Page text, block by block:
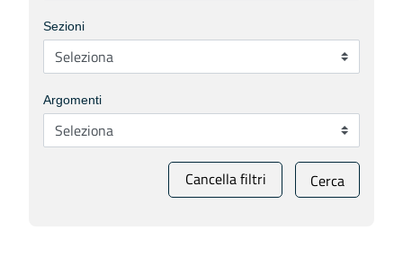
Sezioni
Argomenti
Cancella filtri Cerca